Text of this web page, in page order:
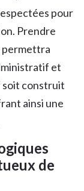
pour
Prendre
permettra
et
soit construit
ainsi une
de